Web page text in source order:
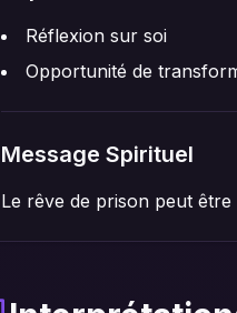
Réflexion sur soi
Opportunité de
Message Spirituel
Le rêve de prison peut